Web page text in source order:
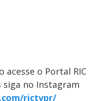
o Portal ​RIC
no Instagram
rictvpr/